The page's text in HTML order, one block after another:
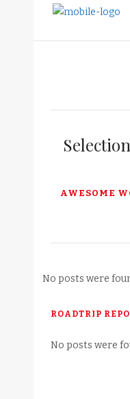
AWESOME
No posts were
ROADTRIP
No posts were